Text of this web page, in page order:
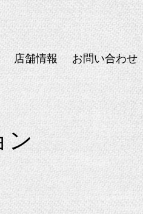
店舗情報 お問い合わせ
ン